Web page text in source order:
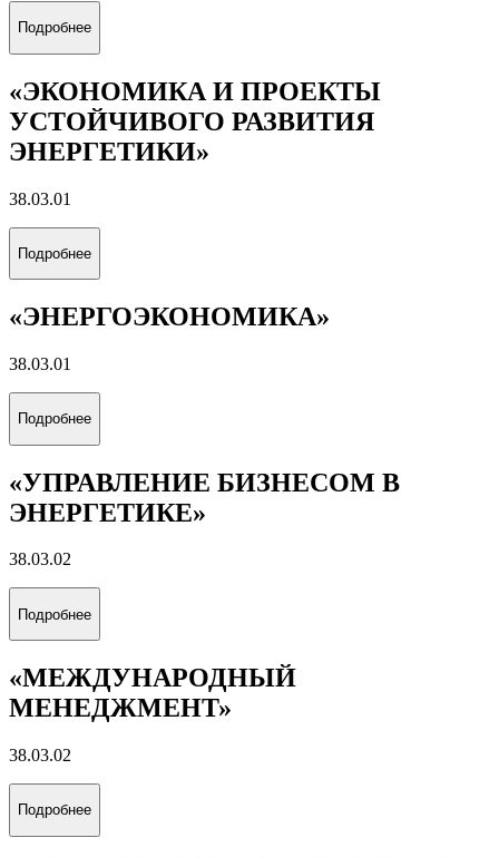
Подробнее
«ЭКОНОМИКА И ПРОЕКТЫ
УСТОЙЧИВОГО РАЗВИТИЯ
ЭНЕРГЕТИКИ»
38.03.01
Подробнее
«ЭНЕРГОЭКОНОМИКА»
38.03.01
Подробнее
«УПРАВЛЕНИЕ БИЗНЕСОМ В
ЭНЕРГЕТИКЕ»
38.03.02
Подробнее
«МЕЖДУНАРОДНЫЙ
МЕНЕДЖМЕНТ»
38.03.02
Подробнее